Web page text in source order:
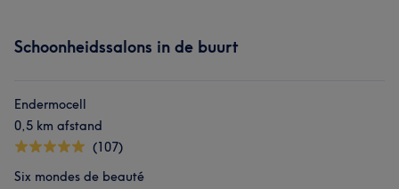
Schoonheidssalons in de buurt
Endermocell
0,5 km afstand
(107)
Six mondes de beauté